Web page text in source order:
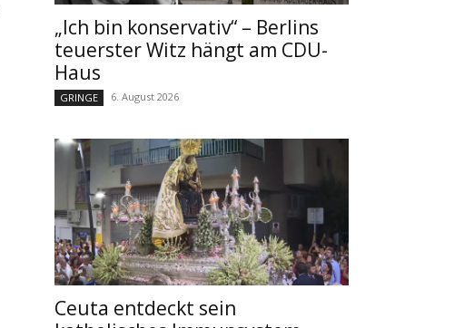
„Ich bin konservativ“ – Berlins
teuerster Witz hängt am CDU-
Haus
GRINGE 6. August 2026
Ceuta entdeckt sein